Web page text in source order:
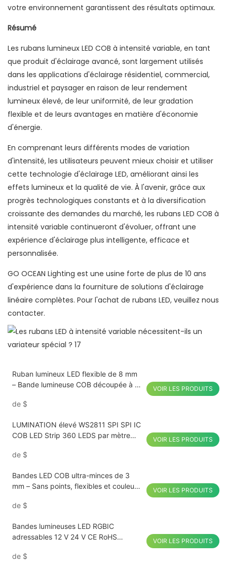
votre environnement garantissent des résultats optimaux.
Résumé
Les rubans lumineux LED COB à intensité variable, en tant
que produit d'éclairage avancé, sont largement utilisés
dans les applications d'éclairage résidentiel, commercial,
industriel et paysager en raison de leur rendement
lumineux élevé, de leur uniformité, de leur gradation
flexible et de leurs avantages en matière d'économie
d'énergie.
En comprenant leurs différents modes de variation
d'intensité, les utilisateurs peuvent mieux choisir et utiliser
cette technologie d'éclairage LED, améliorant ainsi les
effets lumineux et la qualité de vie. À l'avenir, grâce aux
progrès technologiques constants et à la diversification
croissante des demandes du marché, les rubans LED COB à
intensité variable continueront d'évoluer, offrant une
expérience d'éclairage plus intelligente, efficace et
personnalisée.
GO OCEAN Lighting est une usine forte de plus de 10 ans
d'expérience dans la fourniture de solutions d'éclairage
linéaire complètes. Pour l'achat de rubans LED, veuillez nous
contacter.
Ruban lumineux LED flexible de 8 mm
– Bande lumineuse COB découpée à la
de $
VOIR LES PRODUITS
LUMINATION élevé WS2811 SPI SPI IC
COB LED Strip 360 LEDS par mètre
de $
VOIR LES PRODUITS
Bandes LED COB ultra-minces de 3
mm – Sans points, flexibles et couleurs
de $
VOIR LES PRODUITS
Bandes lumineuses LED RGBIC
adressables 12 V 24 V CE RoHS
de $
VOIR LES PRODUITS